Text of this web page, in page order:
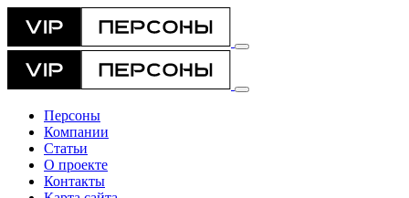
Персоны
Компании
Статьи
О проекте
Контакты